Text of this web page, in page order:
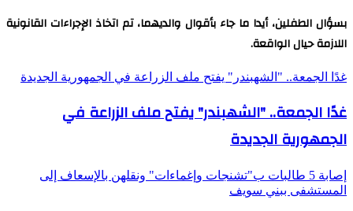
بسؤال الطفلين، أيدا ما جاء بأقوال والديهما، تم اتخاذ الإجراءات القانونية
اللازمة حيال الواقعة.
غدًا الجمعة.. "الشهبندر" يفتح ملف الزراعة في الجمهورية الجديدة
غدًا الجمعة.. "الشهبندر" يفتح ملف الزراعة في
الجمهورية الجديدة
إصابة 5 طالبات ب"تشنجات وإغماءات" ونقلهن بالإسعاف إلى
المستشفى ببني سويف